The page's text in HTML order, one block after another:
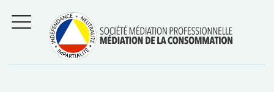
Régler les litiges
entre
consommateurs et
professionnels avec
la médiation de la
consommation
MENU